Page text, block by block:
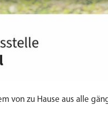
haben beschlossen, zum
Schüler und
Ausgangspunkt der
ein preisgünstiges
und zum anderen
Angebotes bei den
Rückgang der
München sowie die
von zu Hause aus alle